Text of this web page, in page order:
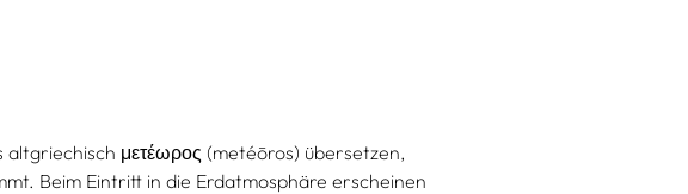
altgriechisch μετέωρος (metéōros) übersetzen,
Beim Eintritt in die Erdatmosphäre erscheinen